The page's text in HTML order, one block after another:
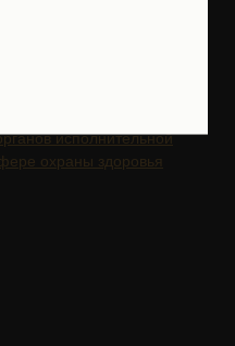
документы
исполнительной
охраны здоровья